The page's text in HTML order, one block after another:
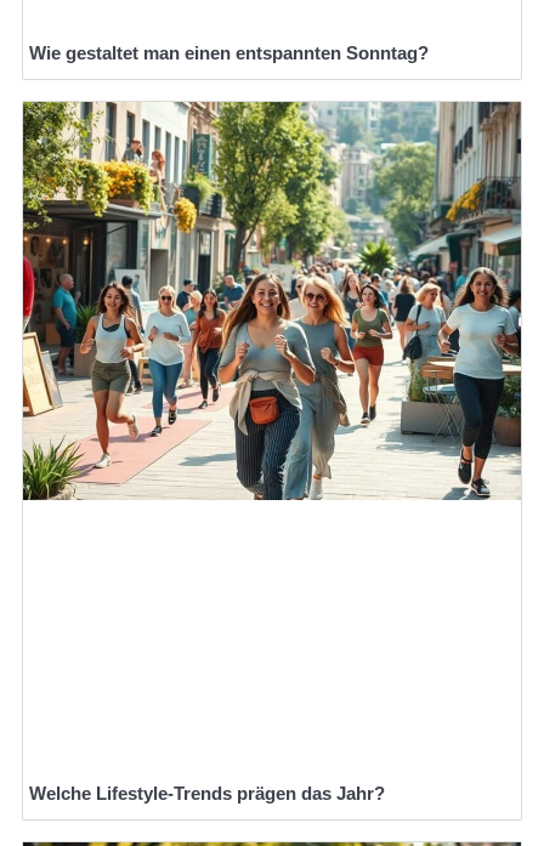
Wie gestaltet man einen entspannten Sonntag?
Welche Lifestyle-Trends prägen das Jahr?